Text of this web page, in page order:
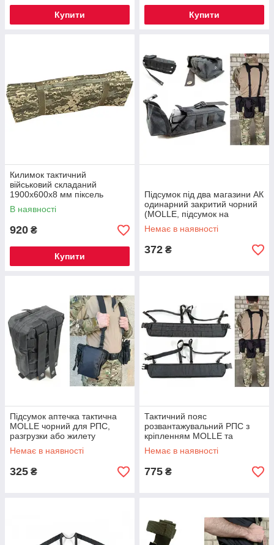
Купити Купити
Килимок тактичний
військовий складаний
1900х600х8 мм піксель
В наявності
920 ₴
Купити
Підсумок під два магазини АК
одинарний закритий чорний
(MOLLE, підсумок на
розгрузку, жилет, РПС)
Немає в наявності
372 ₴
Підсумок аптечка тактична
MOLLE чорний для РПС,
разгрузки або жилету
Немає в наявності
325 ₴
Тактичний пояс
розвантажувальний РПС з
кріпленням MOLLE та
плечовими лямками чорний
Немає в наявності
775 ₴